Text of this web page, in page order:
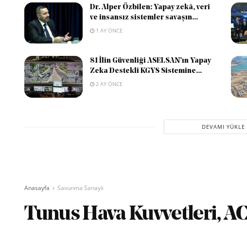
Dr. Alper Özbilen: Yapay zekâ, veri
ve insansız sistemler savaşın...
1 AY ÖNCE
81 İlin Güvenliği ASELSAN’ın Yapay
Zeka Destekli KGYS Sistemine...
2 AY ÖNCE
DEVAMI YÜKLE
Anasayfa Savunma Sanayii
Tunus Hava Kuvvetleri,